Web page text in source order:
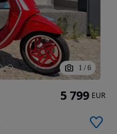
1 / 6
5 799 EUR